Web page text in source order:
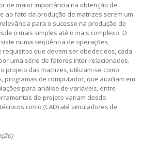
de maior importância na obtenção de
ao fato da produção de matrizes serem um
para o sucesso na produção de
o mais simples até o mais complexo. O
numa seqüência de operações,
que devem ser obedecidos, cada
uma série de fatores inter-relacionados.
projeto das matrizes, utilizam-se como
programas de computador, que auxiliam em
para análise de variáveis, entre
de projeto variam desde
como (CAD) até simuladores de